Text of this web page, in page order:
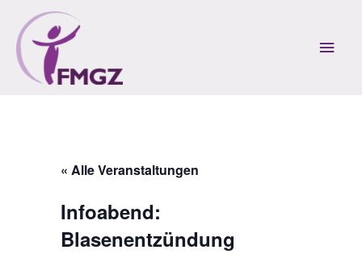
Inhalt
springen
« Alle Veranstaltungen
Infoabend:
Blasenentzündung